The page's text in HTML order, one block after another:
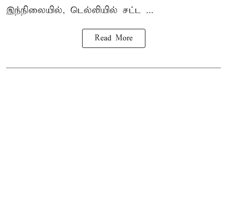
இந்நிலையில், டெல்லியில் சட்ட ...
Read More